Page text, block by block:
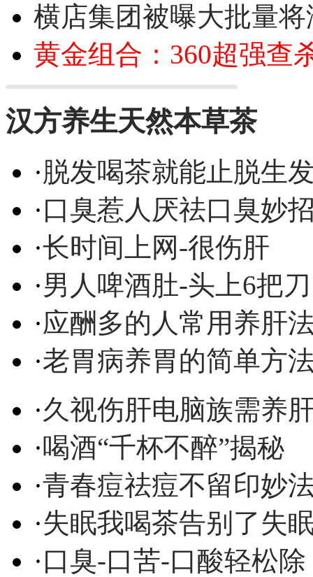
横店集团被曝大批量
黄金组合：360超强查
汉方养生天然本草茶
·脱发喝茶就能止脱生
·口臭惹人厌祛口臭妙
·长时间上网-很伤肝
·男人啤酒肚-头上6把刀
·应酬多的人常用养肝
·老胃病养胃的简单方
·久视伤肝电脑族需养
·喝酒“千杯不醉”揭秘
·青春痘祛痘不留印妙
·失眠我喝茶告别了失
·口臭-口苦-口酸轻松除